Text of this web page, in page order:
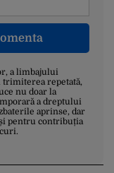
a limbajului
trimiterea repetată,
nu doar la
a dreptului
aprinse, dar
pentru contribuția